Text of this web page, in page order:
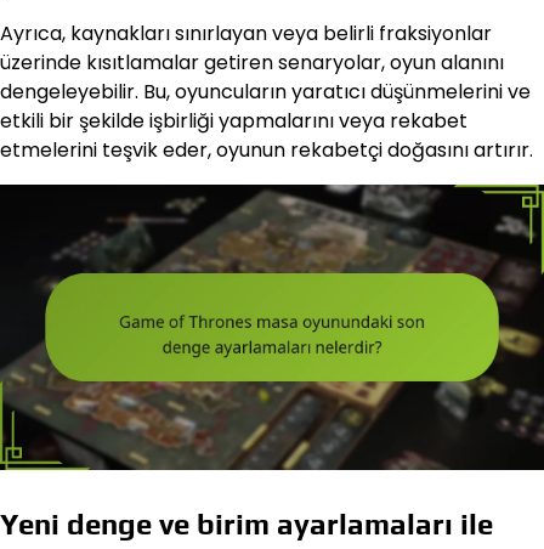
Ayrıca, kaynakları sınırlayan veya belirli fraksiyonlar
üzerinde kısıtlamalar getiren senaryolar, oyun alanını
dengeleyebilir. Bu, oyuncuların yaratıcı düşünmelerini ve
etkili bir şekilde işbirliği yapmalarını veya rekabet
etmelerini teşvik eder, oyunun rekabetçi doğasını artırır.
Yeni denge ve birim ayarlamaları ile